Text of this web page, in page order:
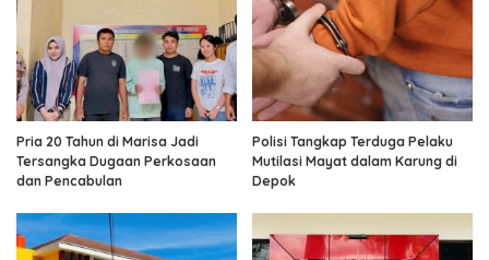
Pria 20 Tahun di Marisa Jadi
Tersangka Dugaan Perkosaan
dan Pencabulan
Polisi Tangkap Terduga Pelaku
Mutilasi Mayat dalam Karung di
Depok